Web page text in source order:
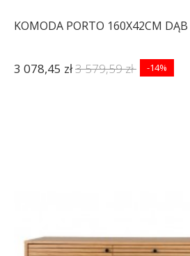
KOMODA PORTO 160X42CM DĄB
3 078,45 zł3 579,59 zł -14%